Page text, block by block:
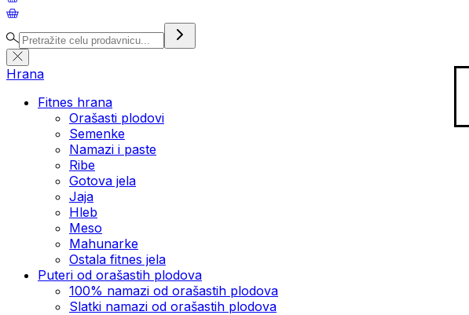
Hrana
Fitnes hrana
Orašasti plodovi
Semenke
Namazi i paste
Ribe
Gotova jela
Јаја
Hleb
Meso
Mahunarke
Ostala fitnes jela
Puteri od orašastih plodova
100% namazi od orašastih plodova
Slatki namazi od orašastih plodova